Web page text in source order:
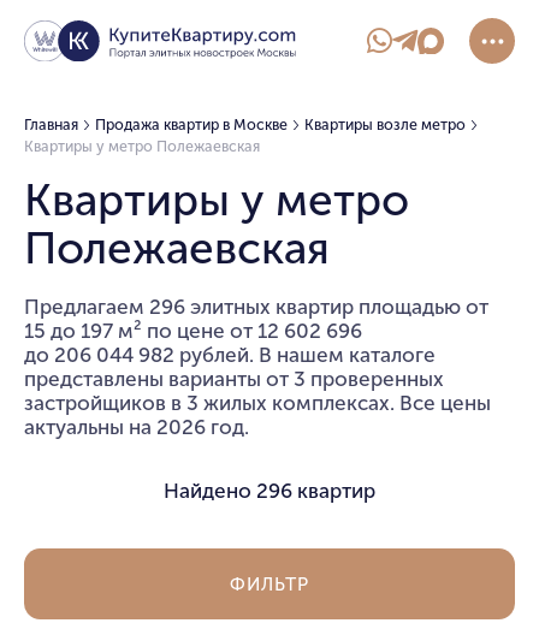
Главная Продажа квартир в Москве
Квартиры возле метро
Квартиры у метро Полежаевская
Квартиры у метро
Полежаевская
Предлагаем 296 элитных квартир площадью от
15 до 197 м² по цене от 12 602 696
до 206 044 982 рублей. В нашем каталоге
представлены варианты от 3 проверенных
застройщиков в 3 жилых комплексах. Все цены
актуальны на 2026 год.
Найдено 296 квартир
ФИЛЬТР